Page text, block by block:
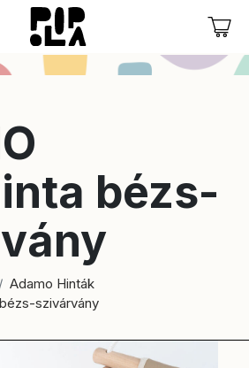
bézs-
Adamo Hinták
szivárvány